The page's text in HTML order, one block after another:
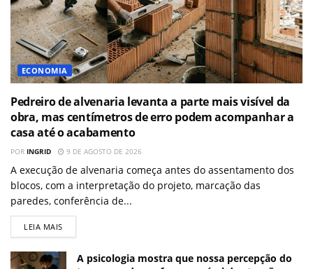
ECONOMIA
Pedreiro de alvenaria levanta a parte mais visível da
obra, mas centímetros de erro podem acompanhar a
casa até o acabamento
POR INGRID 9 DE AGOSTO DE 2026
A execução de alvenaria começa antes do assentamento dos
blocos, com a interpretação do projeto, marcação das
paredes, conferência de...
LEIA MAIS
A psicologia mostra que nossa percepção do